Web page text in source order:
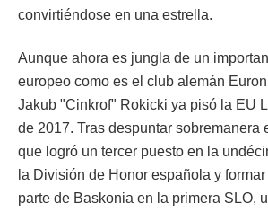
convirtiéndose en una estrella.
Aunque ahora es jungla de un
europeo como es el club alemán
Jakub "Cinkrof" Rokicki ya pisó la EU
de 2017. Tras despuntar sobremanera
que logró un tercer puesto en la
la División de Honor española y
parte de Baskonia en la primera SLO,